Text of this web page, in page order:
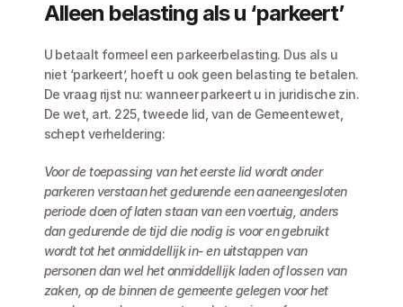
Alleen belasting als u ‘parkeert’
U betaalt formeel een parkeerbelasting. Dus als u
niet ‘parkeert’, hoeft u ook geen belasting te betalen.
De vraag rijst nu: wanneer parkeert u in juridische zin.
De wet, art. 225, tweede lid, van de Gemeentewet,
schept verheldering:
Voor de toepassing van het eerste lid wordt onder
parkeren verstaan het gedurende een aaneengesloten
periode doen of laten staan van een voertuig, anders
dan gedurende de tijd die nodig is voor en gebruikt
wordt tot het onmiddellijk in- en uitstappen van
personen dan wel het onmiddellijk laden of lossen van
zaken, op de binnen de gemeente gelegen voor het